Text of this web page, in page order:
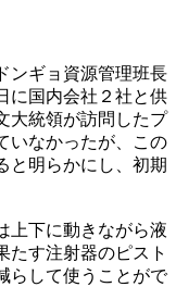
ンギョ資源管理班長
に国内会社２社と供
大統領が訪問したプ
いなかったが、この
と明らかにし、初期
上下に動きながら液
たす注射器のピスト
らして使うことがで